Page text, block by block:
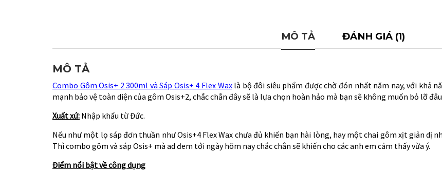
MÔ TẢ ĐÁNH GIÁ (1)
MÔ TẢ
Combo Gôm Osis+ 2 300ml và Sáp Osis+ 4 Flex Waxlà bộ đôi siêu phẩm được chờ đón nhất năm nay, với khả
mạnh bảo vệ toàn diện của gôm Osis+2, chắc chắn đây sẽ là lựa chọn hoàn hảo mà bạn sẽ không muốn bỏ lỡ
Xuất xứ: Nhập khẩu từ Đức.
Nếu như một lọ sáp đơn thuần như Osis+4 Flex Wax chưa đủ khiến bạn hài lòng, hay một chai gôm xịt giản dị
Thì combo gôm và sáp Osis+ mà ad đem tới ngày hôm nay chắc chắn sẽ khiến cho các anh em cảm thấy vừa ý.
Điểm nổi bật về công dụng